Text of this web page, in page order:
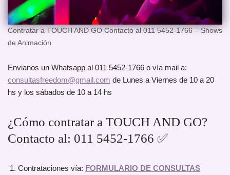
Contratar a TOUCH AND GO Contacto al 011 5452-1766 – Shows
de Animación
Envianos un Whatsapp al 011 5452-1766 o vía mail a:
consultasfreedom@gmail.com de Lunes a Viernes de 10 a 20
hs y los sábados de 10 a 14 hs
¿Cómo contratar a TOUCH AND GO?
Contacto al: 011 5452-1766 ✅
Contrataciones vía: FORMULARIO DE CONSULTAS